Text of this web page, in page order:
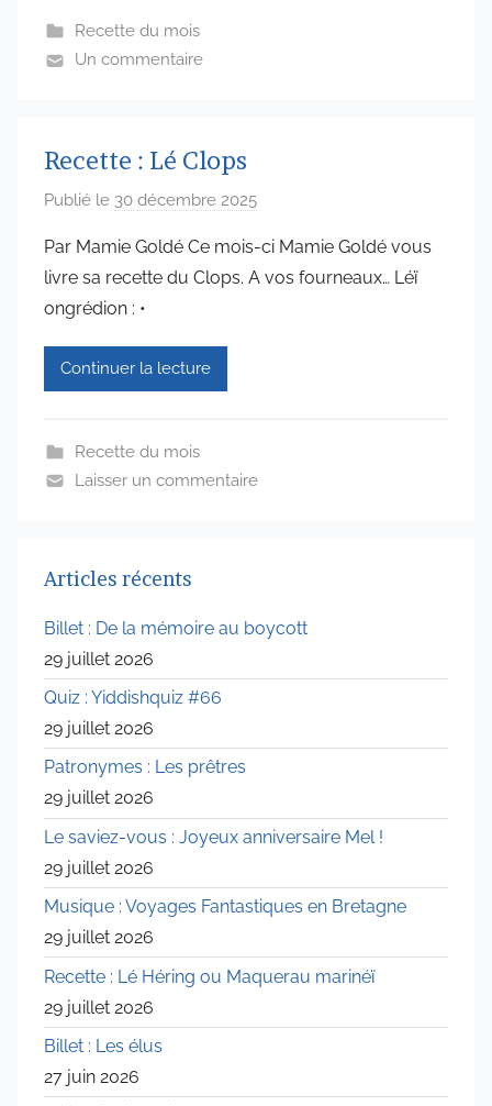
Recette du mois
Un commentaire
Recette : Lé Clops
Publié le 30 décembre 2025
a
t
u
Par Mamie Goldé Ce mois-ci Mamie Goldé vous
livre sa recette du Clops. A vos fourneaux… Léï
ongrédion : •
Continuer la lecture
Recette du mois
Laisser un commentaire
Articles récents
Billet : De la mémoire au boycott
29 juillet 2026
Quiz : Yiddishquiz #66
29 juillet 2026
Patronymes : Les prêtres
29 juillet 2026
Le saviez-vous : Joyeux anniversaire Mel !
29 juillet 2026
Musique : Voyages Fantastiques en Bretagne
29 juillet 2026
Recette : Lé Héring ou Maquerau marinéï
29 juillet 2026
Billet : Les élus
27 juin 2026